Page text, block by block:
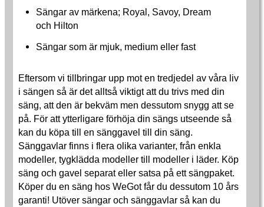
Sängar av märkena; Royal, Savoy, Dream
och Hilton
Sängar som är mjuk, medium eller fast
Eftersom vi tillbringar upp mot en tredjedel av våra liv
i sängen så är det alltså viktigt att du trivs med din
säng, att den är bekväm men dessutom snygg att se
på. För att ytterligare förhöja din sängs utseende så
kan du köpa till en sänggavel till din säng.
Sänggavlar finns i flera olika varianter, från enkla
modeller, tygklädda modeller till modeller i läder. Köp
säng och gavel separat eller satsa på ett sängpaket.
Köper du en säng hos WeGot får du dessutom 10 års
garanti! Utöver sängar och sänggavlar så kan du